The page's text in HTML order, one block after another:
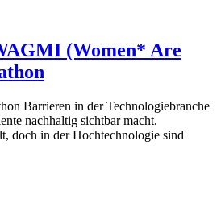
(Women* Are
Barrieren in der Technologiebranche
nachhaltig sichtbar macht.
doch in der Hochtechnologie sind